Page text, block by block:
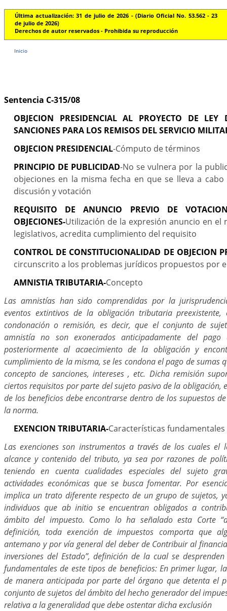
Última actualización: 31 de julio de 2026 - (Diario Oficial No. 53.562 - 23
de julio de 2026)
Derechos de autor reservados - Prohibida su reproducción
Inicio
Sentencia C-315/08
OBJECION PRESIDENCIAL AL PROYECTO DE
SANCIONES PARA LOS REMISOS DEL SERVICIO
OBJECION PRESIDENCIAL-Cómputo de términos
PRINCIPIO DE PUBLICIDAD-No se vulnera por la
objeciones en la misma fecha en que se lleva a
discusión y votación
REQUISITO DE ANUNCIO PREVIO DE
OBJECIONES-Utilización de la expresión anuncio en el
legislativos, acredita cumplimiento del requisito
CONTROL DE CONSTITUCIONALIDAD DE OBJECION
circunscrito a los problemas jurídicos propuestos por
AMNISTIA TRIBUTARIA-Concepto
Las amnistías han sido comprendidas por la
eventos extintivos de la obligación tributaria
condonación o remisión, es decir, que el conjunto de
amnistía no son exonerados anticipadamente del
posteriormente al acaecimiento de la obligación y
cumplimiento de la misma, se les condona el pago de sumas
concepto de sanciones, intereses , etc. Dicha remisión
ciertos requisitos por parte del sujeto pasivo de la obligación,
de los beneficios debe encontrarse dentro de los supuestos
la norma.
EXENCION TRIBUTARIA-Características fundamentales
Las exenciones son instrumentos a través de los cuales el
alcance y contenido del tributo, ya sea por razones de
teniendo en cuenta cualidades especiales del sujeto
actividades económicas que se busca fomentar. Por
implica un trato diferente respecto de un grupo de sujetos,
individuos que ab initio se encuentran obligados a
ámbito del impuesto. Como lo ha señalado esta Corte
definición, toda exención de impuestos comporta que
antemano y por vía general del deber de Contribuir al
inversiones del Estado”, definición de la cual se
fundamentales de este tipos de beneficios: En primer lugar,
de manera anticipada por parte del órgano que detenta el
conjunto de sujetos del ámbito del hecho generador del
relativa a la generalidad que debe ostentar dicha exclusión